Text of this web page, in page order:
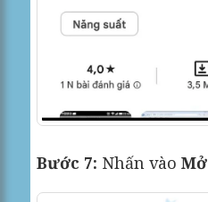
Bước 7: Nhấn vàoMở